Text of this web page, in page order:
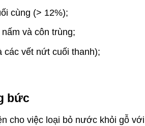
cùng (> 12%);
và côn trùng;
vết nứt cuối thanh);
bức
cho việc loại bỏ nước khỏi gỗ